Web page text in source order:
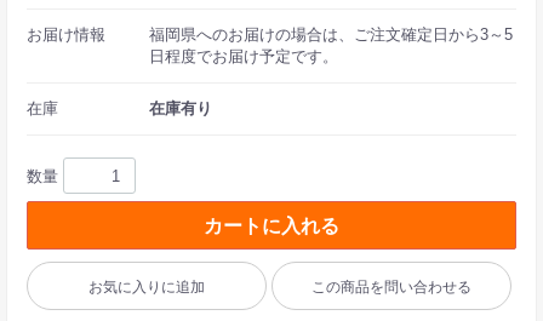
お届け情報
福岡県へのお届けの場合は、ご注文確定日から3～5
日程度でお届け予定です。
在庫 在庫有り
数量
カートに入れる
お気に入りに追加 この商品を問い合わせる